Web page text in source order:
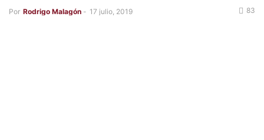
Por Rodrigo Malagón - 17 julio, 2019 83